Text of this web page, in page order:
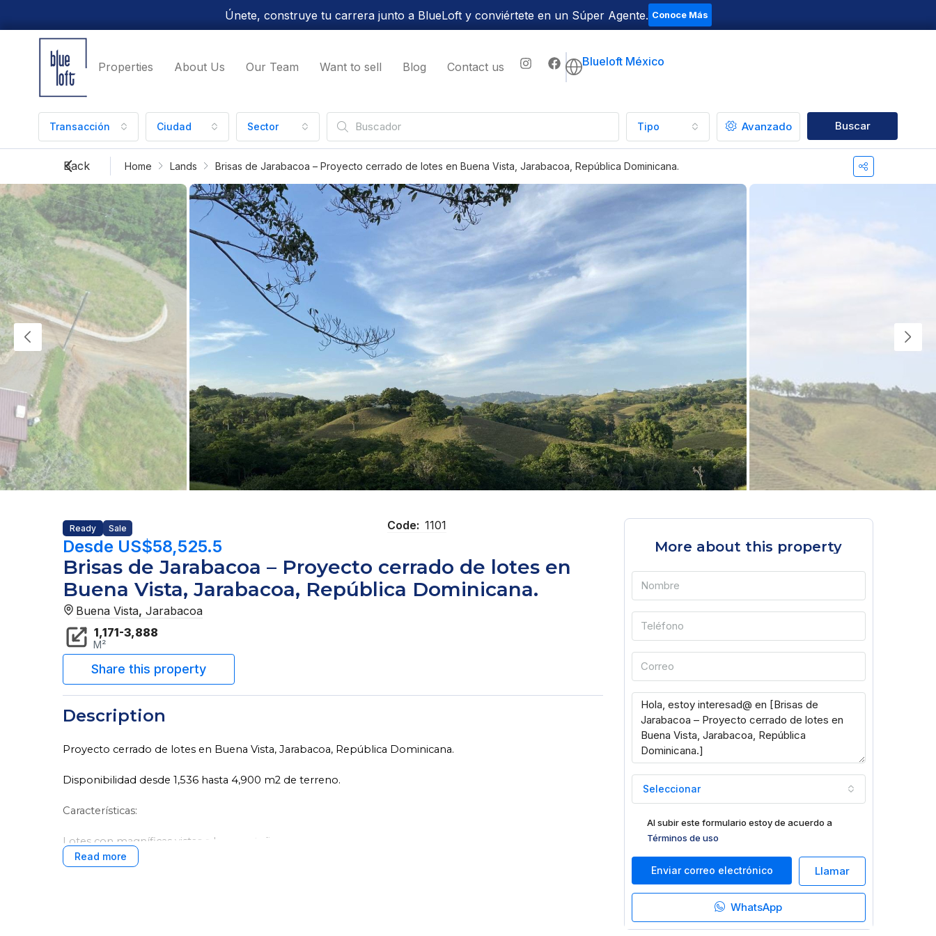
Únete, construye tu carrera junto a BlueLoft y conviértete en un Súper Agente. Conoce Más
Properties About Us Our Team Want to sell Blog Contact us Blueloft México
Transacción Ciudad Sector Tipo Avanzado Buscar
Back Home Lands Brisas de Jarabacoa – Proyecto cerrado de lotes en Buena Vista, Jarabacoa, República Dominicana.
Ready Sale Code: 1101
Desde US$58,525.5
Brisas de Jarabacoa – Proyecto cerrado de lotes en
Buena Vista, Jarabacoa, República Dominicana.
Buena Vista, Jarabacoa
1,171-3,888
M²
Description
Proyecto cerrado de lotes en Buena Vista, Jarabacoa, República Dominicana.
Disponibilidad desde 1,536 hasta 4,900 m2 de terreno.
Características:
Lotes con magníficas vistas a las montañas y bosque natural.
More about this property
Seleccionar
Al subir este formulario estoy de acuerdo a
Términos de uso
Enviar correo electrónico Llamar
WhatsApp